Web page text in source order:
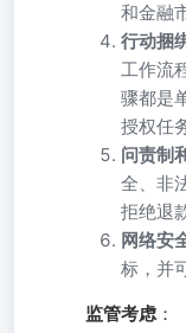
和金融
行动捆
工作流
骤都是
授权任
问责制
全、非
拒绝退
网络安
标，并
监管考虑 ：